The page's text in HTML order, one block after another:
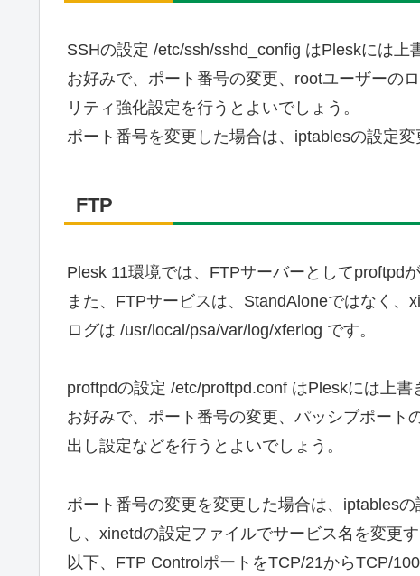
SSHの設定 /etc/ssh/sshd_config はPleskには上
お好みで、ポート番号の変更、rootユーザーの
リティ強化設定を行うとよいでしょう。
ポート番号を変更した場合は、iptablesの設定変
FTP
Plesk 11環境では、FTPサーバーとしてproftpd
また、FTPサービスは、StandAloneではなく、
ログは /usr/local/psa/var/log/xferlog です。
proftpdの設定 /etc/proftpd.conf はPleskには上書
お好みで、ポート番号の変更、パッシブポート
出し設定などを行うとよいでしょう。
ポート番号の変更を変更した場合は、iptables
し、xinetdの設定ファイルでサービス名を変更
以下、FTP ControlポートをTCP/21からTCP/